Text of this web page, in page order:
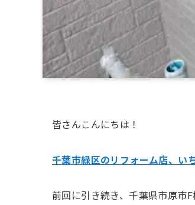
皆さんこんにちは！
千葉市緑区のリフォーム店、い
前回に引き続き、千葉県市原市F